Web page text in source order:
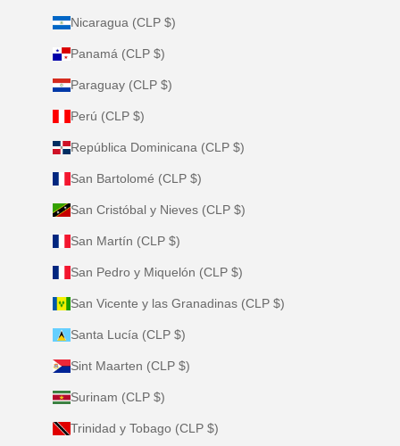
Nicaragua (CLP $)
Panamá (CLP $)
Paraguay (CLP $)
Perú (CLP $)
República Dominicana (CLP $)
San Bartolomé (CLP $)
San Cristóbal y Nieves (CLP $)
San Martín (CLP $)
San Pedro y Miquelón (CLP $)
San Vicente y las Granadinas (CLP $)
Santa Lucía (CLP $)
Sint Maarten (CLP $)
Surinam (CLP $)
Trinidad y Tobago (CLP $)